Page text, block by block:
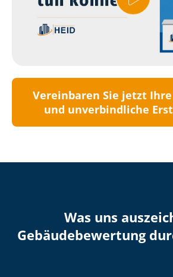
Vereinbaren Sie jetzt
und unverbindliche
Was uns
Ge­bäu­de­be­wer­tung